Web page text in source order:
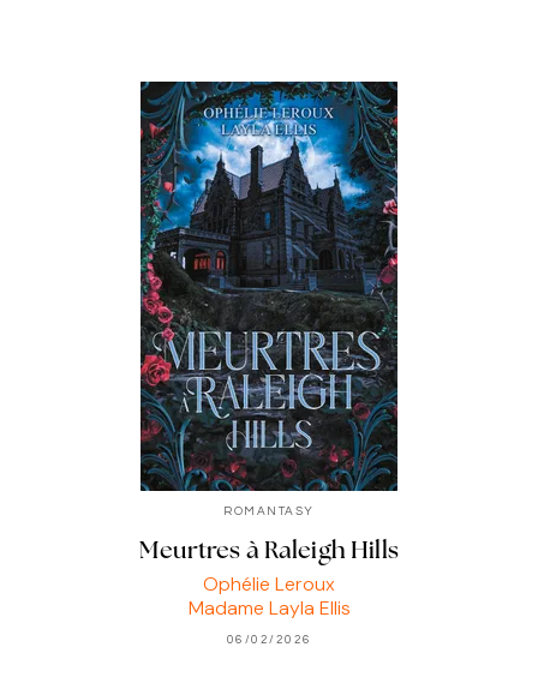
ROMANTASY
Meurtres à Raleigh Hills
Ophélie Leroux
Madame Layla Ellis
06/02/2026